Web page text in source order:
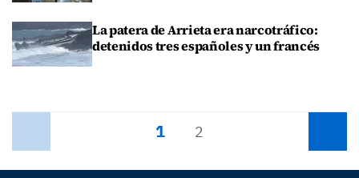
La patera de Arrieta era narcotráfico:
detenidos tres españoles y un francés
1 2